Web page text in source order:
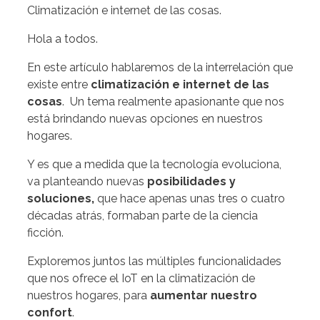
Climatización e internet de las cosas.
Hola a todos.
En este artículo hablaremos de la interrelación que
existe entre climatización e internet de las
cosas. Un tema realmente apasionante que nos
está brindando nuevas opciones en nuestros
hogares.
Y es que a medida que la tecnología evoluciona,
va planteando nuevas posibilidades y
soluciones, que hace apenas unas tres o cuatro
décadas atrás, formaban parte de la ciencia
ficción.
Exploremos juntos las múltiples funcionalidades
que nos ofrece el IoT en la climatización de
nuestros hogares, para aumentar nuestro
confort.